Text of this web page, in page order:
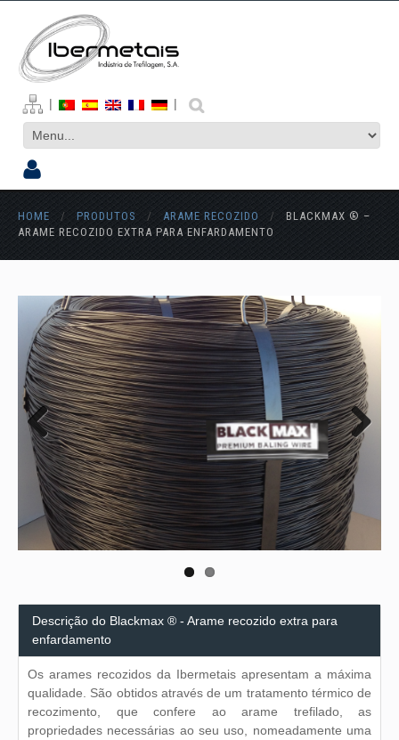
| |
HOME / PRODUTOS / ARAME RECOZIDO /
BLACKMAX ® –
ARAME RECOZIDO EXTRA PARA ENFARDAMENTO
Previous Next
Descrição do Blackmax ® - Arame recozido extra para
enfardamento
Os arames recozidos da Ibermetais apresentam a máxima
qualidade. São obtidos através de um tratamento térmico de
recozimento, que confere ao arame trefilado, as
propriedades necessárias ao seu uso, nomeadamente uma